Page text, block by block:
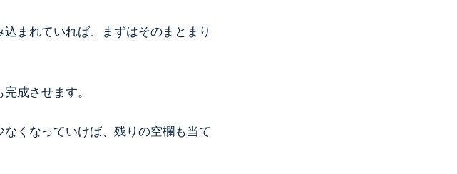
まれていれば、まずはそのまとまり
成させます。
くなっていけば、残りの空欄も当て